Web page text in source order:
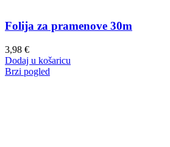
Folija za pramenove 30m
3,98 €
Dodaj u košaricu
Brzi pogled